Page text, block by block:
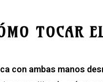
TOCAR
con ambas manos